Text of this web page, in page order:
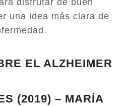
disfrutar de buen
una idea más clara de
EL ALZHEIMER
(2019) – MARÍA